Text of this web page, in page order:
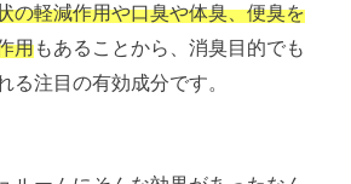
の軽減作用や口臭や体臭、便臭を
用もあることから、消臭目的でも
る注目の有効成分です。